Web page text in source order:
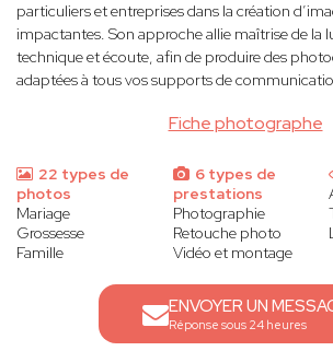
Fiche photographe
particuliers et entreprises dans la création
impactantes. Son approche allie maîtrise de la
technique et écoute, afin de produire des
adaptées à tous vos supports de
22 types de
photos
Mariage
Grossesse
Famille
6 types de
prestations
Photographie
Retouche photo
Vidéo et montage
ENVOYER UN
Réponse sous 24 heures